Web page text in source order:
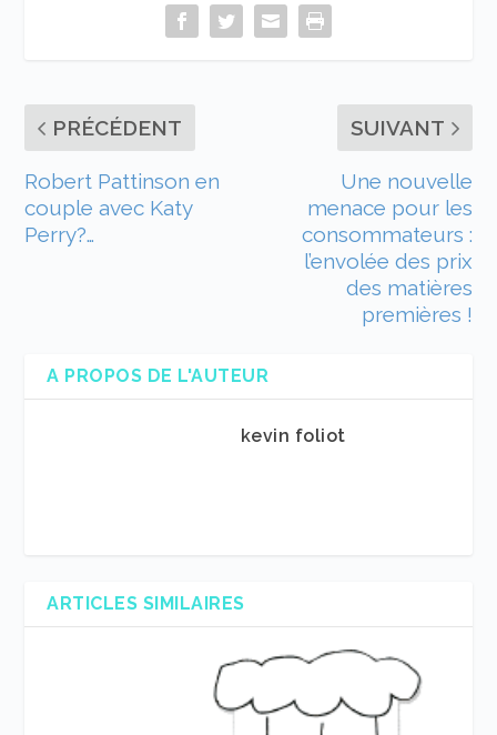
PRÉCÉDENT
Robert Pattinson en
couple avec Katy
Perry?…
SUIVANT
Une nouvelle
menace pour les
consommateurs :
l’envolée des prix
des matières
premières !
A PROPOS DE L'AUTEUR
kevin foliot
ARTICLES SIMILAIRES